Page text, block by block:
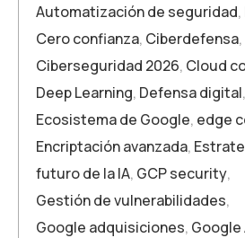
Automatización de seguridad,
Cero confianza, Ciberdefensa,
Ciberseguridad 2026, Cloud
Deep Learning, Defensa digital,
Ecosistema de Google, edge
Encriptación avanzada,
futuro de la IA, GCP security,
Gestión de vulnerabilidades,
Google adquisiciones, Google